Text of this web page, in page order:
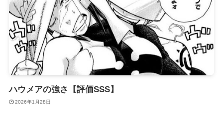
ハウメアの強さ【評価SSS】
2026年1月28日